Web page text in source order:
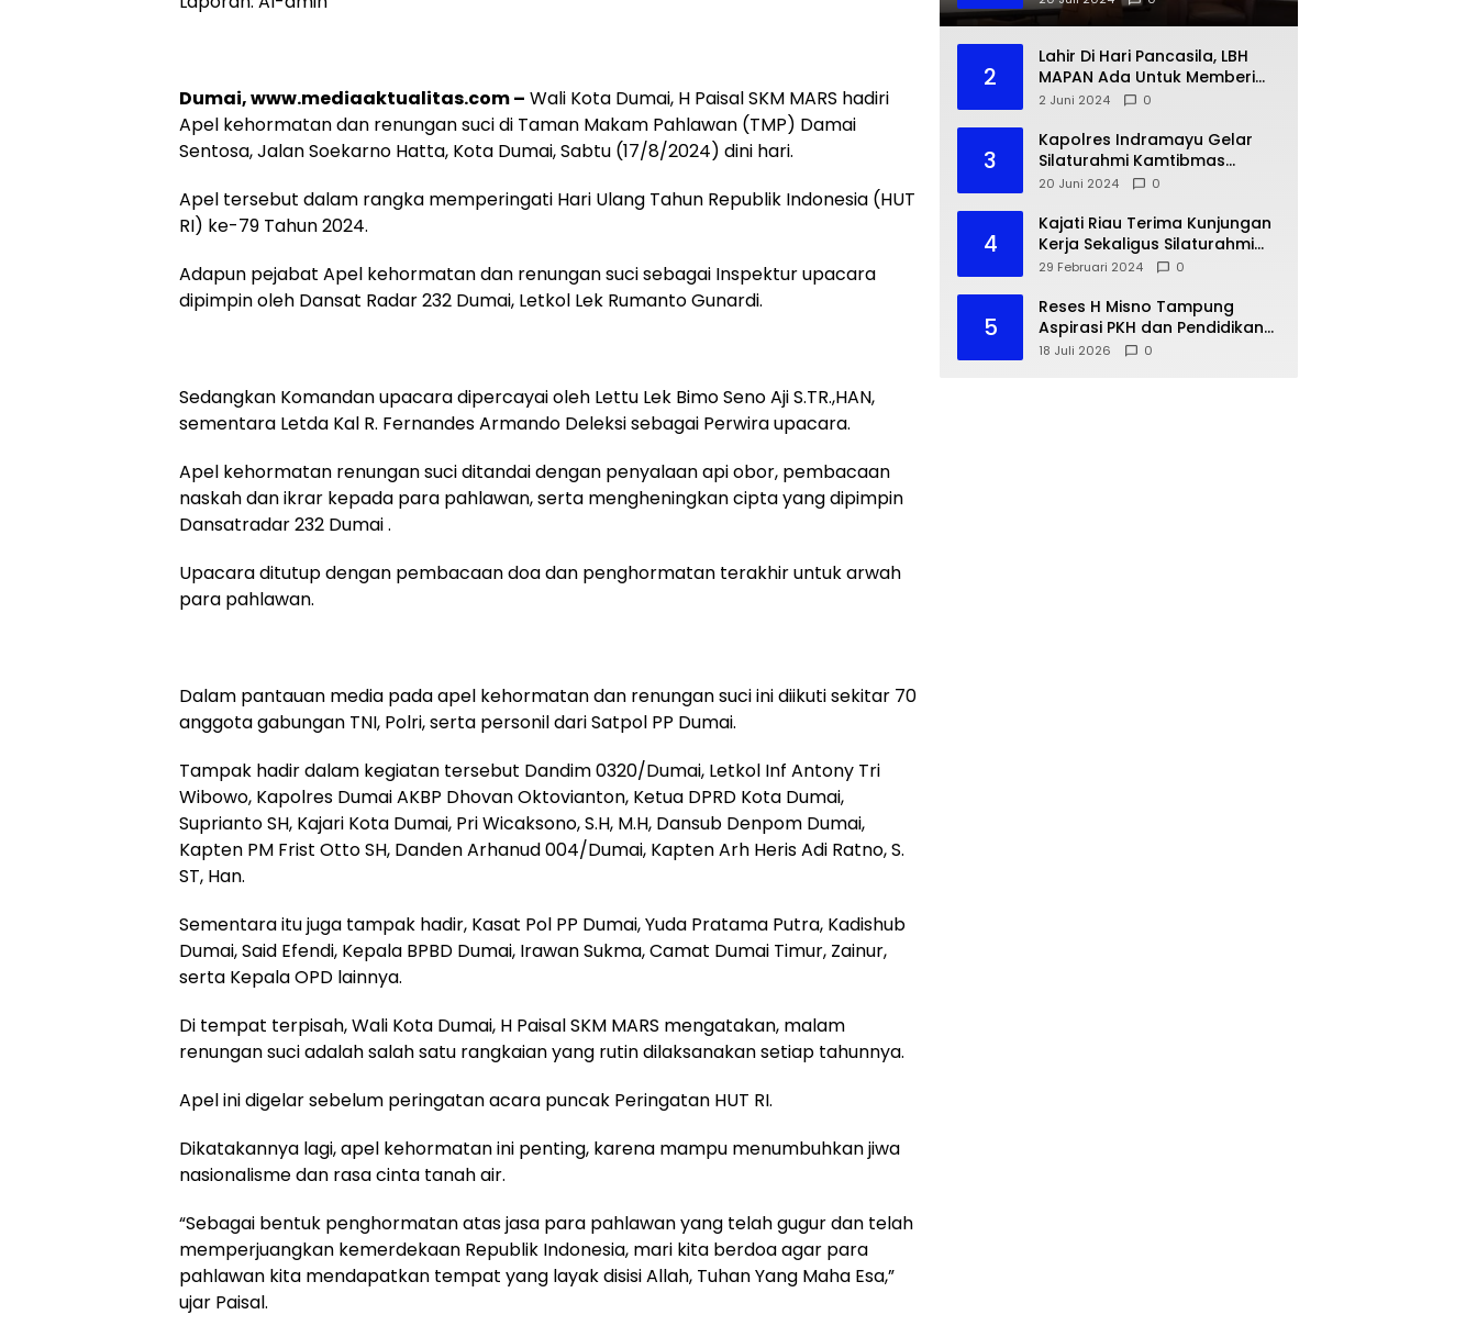
Dumai, www.mediaaktualitas.com – Wali Kota Dumai, H Paisal SKM MARS hadiri
Apel kehormatan dan renungan suci di Taman Makam Pahlawan (TMP) Damai
Sentosa, Jalan Soekarno Hatta, Kota Dumai, Sabtu (17/8/2024) dini hari.
Apel tersebut dalam rangka memperingati Hari Ulang Tahun Republik Indonesia (HUT
RI) ke-79 Tahun 2024.
Adapun pejabat Apel kehormatan dan renungan suci sebagai Inspektur upacara
dipimpin oleh Dansat Radar 232 Dumai, Letkol Lek Rumanto Gunardi.
Sedangkan Komandan upacara dipercayai oleh Lettu Lek Bimo Seno Aji S.TR.,HAN,
sementara Letda Kal R. Fernandes Armando Deleksi sebagai Perwira upacara.
Apel kehormatan renungan suci ditandai dengan penyalaan api obor, pembacaan
naskah dan ikrar kepada para pahlawan, serta mengheningkan cipta yang dipimpin
Dansatradar 232 Dumai .
Upacara ditutup dengan pembacaan doa dan penghormatan terakhir untuk arwah
para pahlawan.
Dalam pantauan media pada apel kehormatan dan renungan suci ini diikuti sekitar 70
anggota gabungan TNI, Polri, serta personil dari Satpol PP Dumai.
Tampak hadir dalam kegiatan tersebut Dandim 0320/Dumai, Letkol Inf Antony Tri
Wibowo, Kapolres Dumai AKBP Dhovan Oktovianton, Ketua DPRD Kota Dumai,
Suprianto SH, Kajari Kota Dumai, Pri Wicaksono, S.H, M.H, Dansub Denpom Dumai,
Kapten PM Frist Otto SH, Danden Arhanud 004/Dumai, Kapten Arh Heris Adi Ratno, S.
ST, Han.
Sementara itu juga tampak hadir, Kasat Pol PP Dumai, Yuda Pratama Putra, Kadishub
Dumai, Said Efendi, Kepala BPBD Dumai, Irawan Sukma, Camat Dumai Timur, Zainur,
serta Kepala OPD lainnya.
Di tempat terpisah, Wali Kota Dumai, H Paisal SKM MARS mengatakan, malam
renungan suci adalah salah satu rangkaian yang rutin dilaksanakan setiap tahunnya.
Apel ini digelar sebelum peringatan acara puncak Peringatan HUT RI.
Dikatakannya lagi, apel kehormatan ini penting, karena mampu menumbuhkan jiwa
nasionalisme dan rasa cinta tanah air.
“Sebagai bentuk penghormatan atas jasa para pahlawan yang telah gugur dan telah
memperjuangkan kemerdekaan Republik Indonesia, mari kita berdoa agar para
pahlawan kita mendapatkan tempat yang layak disisi Allah, Tuhan Yang Maha Esa,”
ujar Paisal.
2
Lahir Di Hari Pancasila, LBH
MAPAN Ada Untuk Memberi
Bantuan Hukum Gratis Bagi
2 Juni 2024 0
3
Kapolres Indramayu Gelar
Silaturahmi Kamtibmas
dengan IKA PMII
20 Juni 2024 0
4
Kajati Riau Terima Kunjungan
Kerja Sekaligus Silaturahmi
Pejabat Perwakilan Bank
29 Februari 2024 0
5
Reses H Misno Tampung
Aspirasi PKH dan Pendidikan
Warga Air Jamban
18 Juli 2026 0